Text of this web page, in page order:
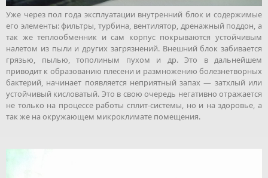
Уже через пол года эксплуатации внутренний блок и содержимые
его элементы: фильтры, турбина, вентилятор, дренажный поддон, а
так же теплообменник и сам корпус покрываются устойчивым
налетом из пыли и других загрязнений. Внешний блок забивается
грязью, пылью, тополиным пухом и др. Это в дальнейшем
приводит к образованию плесени и размножению болезнетворных
бактерий, начинает появляется неприятный запах — затхлый или
устойчивый кисловатый. Это в свою очередь негативно отражается
не только на процессе работы сплит-системы, но и на здоровье, а
так же на окружающем микроклимате помещения.